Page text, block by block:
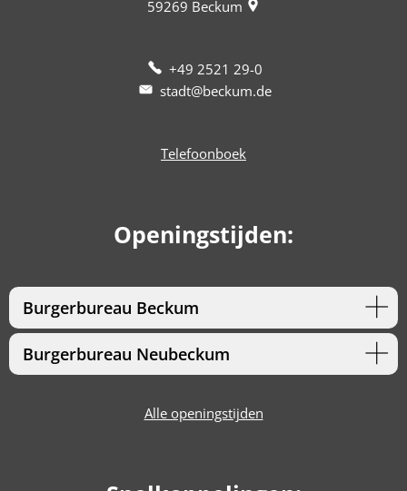
59269 Beckum
+49 2521 29-0
stadt@beckum.de
Telefoonboek
Openingstijden:
Burgerbureau Beckum
Burgerbureau Neubeckum
Alle openingstijden